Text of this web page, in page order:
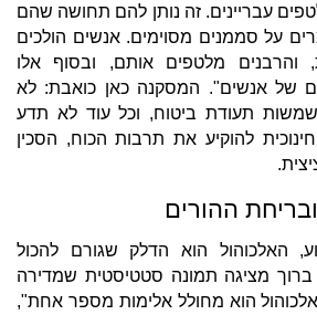
עבריינים. זה נותן להם תחושה שהם
על סממנים מסוימים. אנשים הולכים
והרבנים מלטפים אותם, ובסוף אלו
של אנשים". המסקנה כאן כואבת: לא
תעודת ביטוח, וכל עוד לא תדע
להוקיע את תרבות הכוח, הסכין
ההורים
האלכוהול הוא הדלק שגורם להכול
מציגה תמונה סטטיסטית שמדירה
הוא מחולל אלימות מספר אחת",